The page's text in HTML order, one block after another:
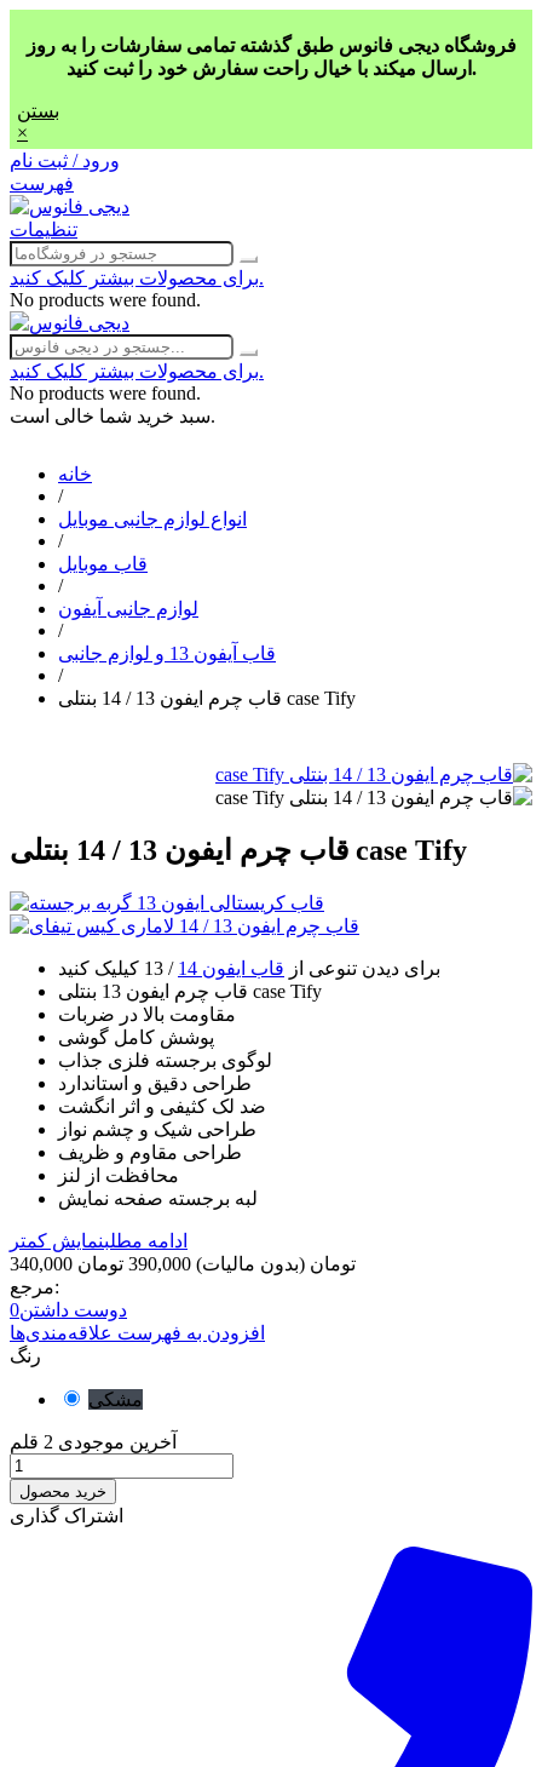
فروشگاه دیجی فانوس طبق گذشته تمامی سفارشات را به روز
ارسال میکند با خیال راحت سفارش خود را ثبت کنید.
بستن
×
ورود / ثبت نام
فهرست
تنظیمات
برای محصولات بیشتر کلیک کنید.
No products were found.
برای محصولات بیشتر کلیک کنید.
No products were found.
سبد خرید شما خالی است.
خانه
/
انواع لوازم جانبی موبایل
/
قاب موبایل
/
لوازم جانبی آیفون
/
قاب آیفون 13 و لوازم جانبی
/
قاب چرم ایفون 13 / 14 بنتلی case Tify
قاب چرم ایفون 13 / 14 بنتلی case Tify
برای دیدن تنوعی از قاب ایفون 14
/ 13 کیلیک کنید
قاب چرم ایفون 13 بنتلی case Tify
مقاومت بالا در ضربات
پوشش کامل گوشی
لوگوی برجسته فلزی جذاب
طراحی دقیق و استاندارد
ضد لک کثیفی و اثر انگشت
طراحی شیک و چشم نواز
طراحی مقاوم و ظریف
محافظت از لنز
لبه برجسته صفحه نمایش
ادامه مطلبنمایش کمتر
340,000 تومان (بدون مالیات) 390,000 تومان
مرجع:
دوست داشتن0
افزودن به فهرست علاقه‌مندی‌ها
رنگ
مشکی
آخرین موجودی 2 قلم
خرید محصول
اشتراک گذاری